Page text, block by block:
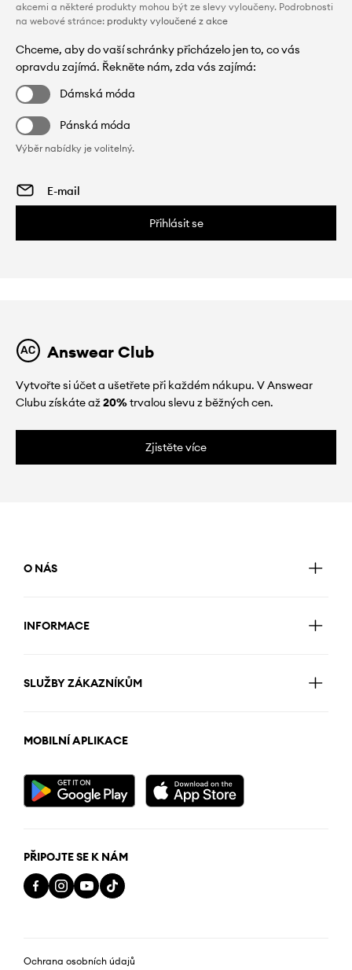
akcemi a některé produkty mohou být ze slevy vyloučeny. Podrobnosti
na webové stránce: produkty vyloučené z akce
Chceme, aby do vaší schránky přicházelo jen to, co vás
opravdu zajímá. Řekněte nám, zda vás zajímá:
Dámská móda
Pánská móda
Výběr nabídky je volitelný.
Přihlásit se
Answear Club
Vytvořte si účet a ušetřete při každém nákupu. V Answear
Clubu získáte až20%trvalou slevu z běžných cen.
Zjistěte více
O NÁS
INFORMACE
SLUŽBY ZÁKAZNÍKŮM
MOBILNÍ APLIKACE
PŘIPOJTE SE K NÁM
Ochrana osobních údajů